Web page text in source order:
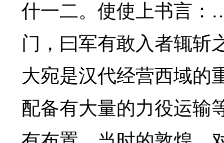
什一二。使使上书言
门，曰军有敢入者辄斩
大宛是汉代经营西域的
配备有大量的力役运输